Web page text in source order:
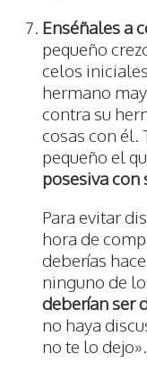
Enséñales a
pequeño
celos
hermano
contra su
cosas con él.
pequeño el
posesiva con
Para evitar
hora de
deberías
ninguno de
deberían ser
no haya
no te lo dejo».